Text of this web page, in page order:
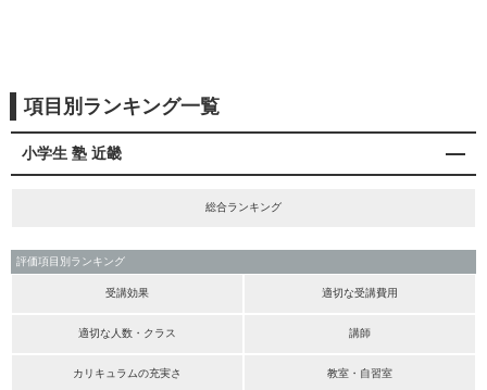
項目別ランキング一覧
小学生 塾 近畿
総合ランキング
評価項目別ランキング
受講効果 適切な受講費用
適切な人数・クラス 講師
カリキュラムの充実さ 教室・自習室